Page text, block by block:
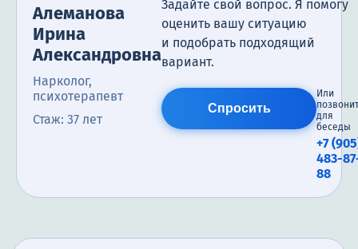
Алеманова
Ирина
Александровна
Нарколог,
психотерапевт
Стаж: 37 лет
Задайте свой вопрос. Я помогу
оценить вашу ситуацию
и подобрать подходящий
вариант.
Спросить
Или
для
беседы
+7
483-
88